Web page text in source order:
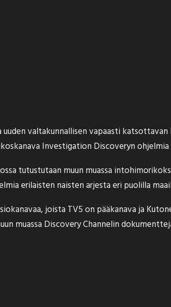
uuden valtakunnallisen vapaasti
Investigation Discoveryn
tutustutaan muun muassa
erilaisten naisten arjesta eri puolilla
joista TV5 on pääkanava ja
muassa Discovery Channelin